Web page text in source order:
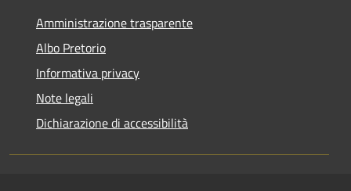
Amministrazione trasparente
Albo Pretorio
Informativa privacy
Note legali
Dichiarazione di accessibilità